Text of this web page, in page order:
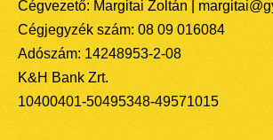
Cégvezető: Margitai Zoltán |
Cégjegyzék szám: 08 09 016084
Adószám: 14248953-2-08
K&H Bank Zrt.
10400401-50495348-49571015